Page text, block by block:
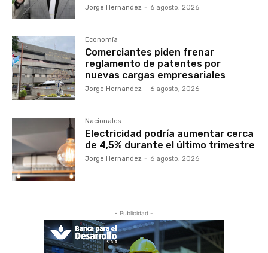
Jorge Hernandez - 6 agosto, 2026
Economía
Comerciantes piden frenar
reglamento de patentes por
nuevas cargas empresariales
Jorge Hernandez - 6 agosto, 2026
Nacionales
Electricidad podría aumentar cerca
de 4,5% durante el último trimestre
Jorge Hernandez - 6 agosto, 2026
- Publicidad -